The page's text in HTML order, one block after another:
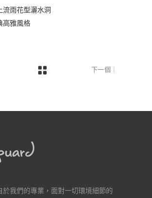
流雨花型灑水洞
高雅風格
下一個
於我們的專業，面對一切環境細節的